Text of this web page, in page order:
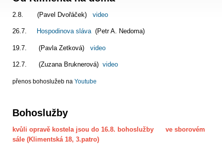
2.8. (Pavel Dvořáček) video
26.7. Hospodinova sláva(Petr A. Nedoma)
19.7. (Pavla Zetková) video
12.7. (Zuzana Bruknerová) video
přenos bohoslužeb na Youtube
Bohoslužby
kvůli opravě kostela jsou do 16.8. bohoslužby ve sborovém
sále (Klimentská 18, 3.patro)